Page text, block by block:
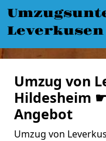
Leverkusen
Umzug von
Hildesheim
Angebot
Umzug von